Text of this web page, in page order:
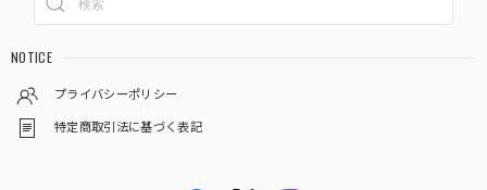
NOTICE
プライバシーポリシー
特定商取引法に基づく表記